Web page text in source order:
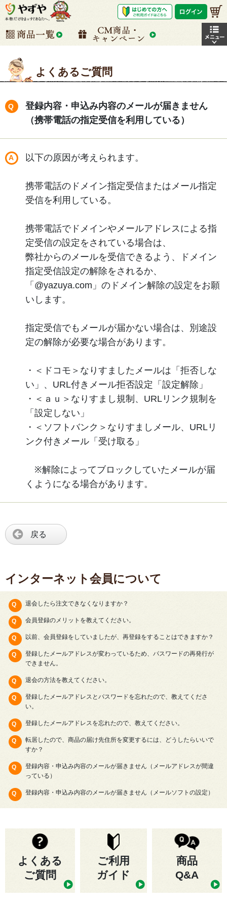
よくあるご質問
登録内容・申込み内容のメールが届きません
（携帯電話の指定受信を利用している）
以下の原因が考えられます。
携帯電話のドメイン指定受信またはメール指定
受信を利用している。
携帯電話でドメインやメールアドレスによる指
定受信の設定をされている場合は、
弊社からのメールを受信できるよう、ドメイン
指定受信設定の解除をされるか、
「@yazuya.com」のドメイン解除の設定をお願
いします。
指定受信でもメールが届かない場合は、別途設
定の解除が必要な場合があります。
・＜ドコモ＞なりすましたメールは「拒否しな
い」、URL付きメール拒否設定「設定解除」
・＜ａｕ＞なりすまし規制、URLリンク規制を
「設定しない」
・＜ソフトバンク＞なりすましメール、URLリ
ンク付きメール「受け取る」
※解除によってブロックしていたメールが届
くようになる場合があります。
戻る
インターネット会員について
退会したら注文できなくなりますか？
会員登録のメリットを教えてください。
以前、会員登録をしていましたが、再登録をすることはできますか？
登録したメールアドレスが変わっているため、パスワードの再発行が
できません。
退会の方法を教えてください。
登録したメールアドレスとパスワードを忘れたので、教えてくださ
い。
登録したメールアドレスを忘れたので、教えてください。
転居したので、商品の届け先住所を変更するには、どうしたらいいで
すか？
登録内容・申込み内容のメールが届きません（メールアドレスが間違
っている）
登録内容・申込み内容のメールが届きません（メールソフトの設定）
よくある
ご質問
ご利用
ガイド
商品
Q&A